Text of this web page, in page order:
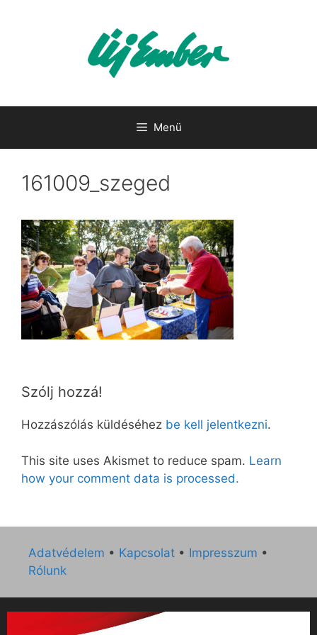
Menü
161009_szeged
Szólj hozzá!
Hozzászólás küldéséhez be kell jelentkezni.
This site uses Akismet to reduce spam. Learn
how your comment data is processed.
Adatvédelem • Kapcsolat • Impresszum •
Rólunk